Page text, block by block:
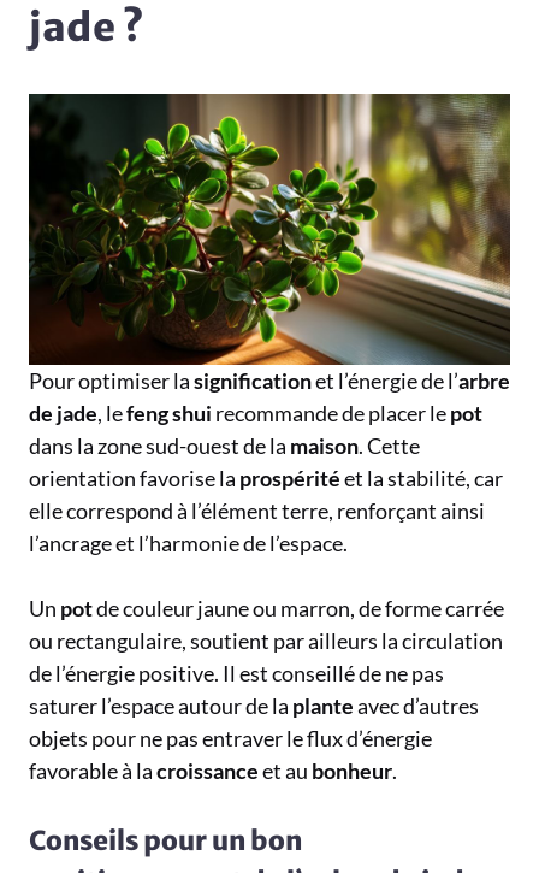
jade ?
Pour optimiser lasignificationet l’énergie de l’arbre
de jade, lefeng shui recommande de placer lepot
dans la zone sud-ouest de la maison. Cette
orientation favorise la prospéritéet la stabilité, car
elle correspond à l’élément terre, renforçant ainsi
l’ancrage et l’harmonie de l’espace.
Un potde couleur jaune ou marron, de forme carrée
ou rectangulaire, soutient par ailleurs la circulation
de l’énergie positive. Il est conseillé de ne pas
saturer l’espace autour de la planteavec d’autres
objets pour ne pas entraver le flux d’énergie
favorable à lacroissanceet au bonheur.
Conseils pour un bon